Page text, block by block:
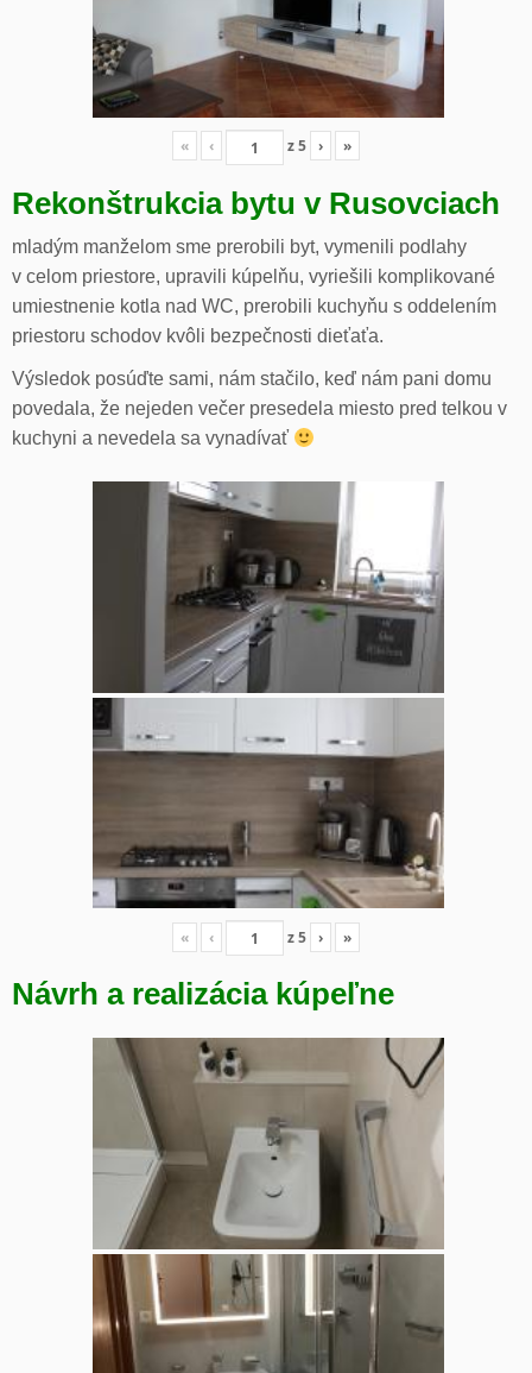
« ‹ z5 › »
Rekonštrukcia bytu v Rusovciach
mladým manželom sme prerobili byt, vymenili podlahy
v celom priestore, upravili kúpelňu, vyriešili komplikované
umiestnenie kotla nad WC, prerobili kuchyňu s oddelením
priestoru schodov kvôli bezpečnosti dieťaťa.
Výsledok posúďte sami, nám stačilo, keď nám pani domu
povedala, že nejeden večer presedela miesto pred telkou v
kuchyni a nevedela sa vynadívať
« ‹ z5 › »
Návrh a realizácia kúpeľne